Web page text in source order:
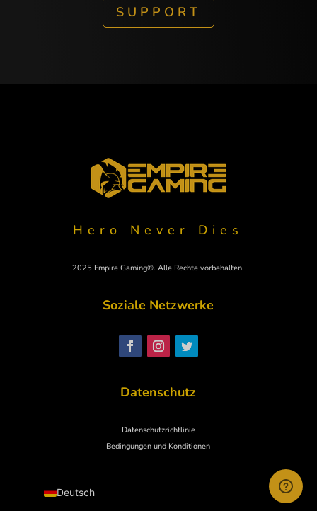
SUPPORT
Hero Never Dies
2025 Empire Gaming®. Alle Rechte vorbehalten.
Soziale Netzwerke
Datenschutz
Datenschutzrichtlinie
Bedingungen und Konditionen
Deutsch